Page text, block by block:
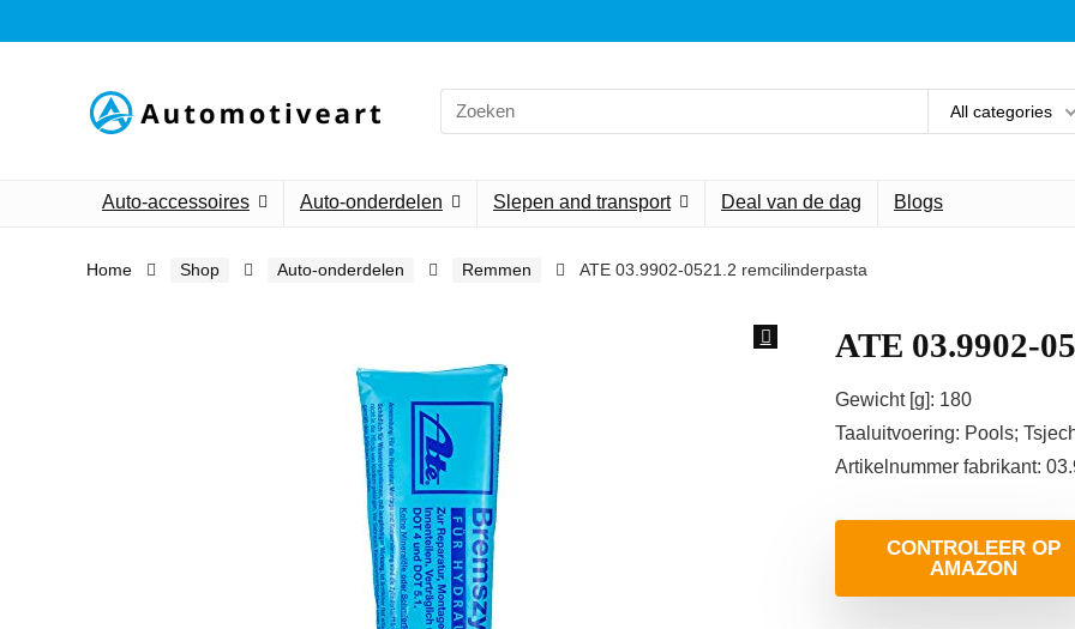
Search
for:
All categories
Auto-accessoires Auto-onderdelen Slepen and transport Deal van de dag Blogs
Home Shop Auto-onderdelen Remmen ATE 03.9902-0521.2 remcilinderpasta
ATE 03.9902-
Gewicht [g]: 180
Taaluitvoering: Pools;
Artikelnummer fabrikant:
CONTROLEER OP
AMAZON